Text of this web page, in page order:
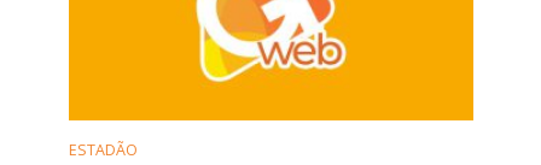
ESTADÃO